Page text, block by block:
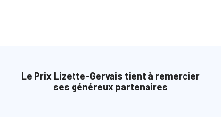
Le Prix Lizette-Gervais tient à remercier
ses généreux partenaires